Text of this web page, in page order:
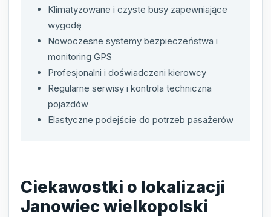
Klimatyzowane i czyste busy zapewniające
wygodę
Nowoczesne systemy bezpieczeństwa i
monitoring GPS
Profesjonalni i doświadczeni kierowcy
Regularne serwisy i kontrola techniczna
pojazdów
Elastyczne podejście do potrzeb pasażerów
Ciekawostki o lokalizacji
Janowiec wielkopolski